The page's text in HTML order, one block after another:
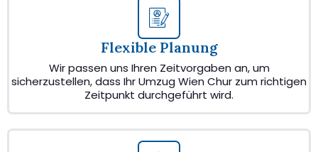
Flexible Planung
Wir passen uns Ihren Zeitvorgaben an, um
sicherzustellen, dass Ihr Umzug Wien Chur zum richtigen
Zeitpunkt durchgeführt wird.